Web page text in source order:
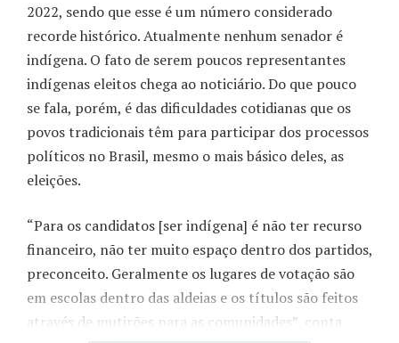
2022, sendo que esse é um número considerado
recorde histórico. Atualmente nenhum senador é
indígena. O fato de serem poucos representantes
indígenas eleitos chega ao noticiário. Do que pouco
se fala, porém, é das dificuldades cotidianas que os
povos tradicionais têm para participar dos processos
políticos no Brasil, mesmo o mais básico deles, as
eleições.
“Para os candidatos [ser indígena] é não ter recurso
financeiro, não ter muito espaço dentro dos partidos,
preconceito. Geralmente os lugares de votação são
em escolas dentro das aldeias e os títulos são feitos
através de mutirões para as comunidades”, conta